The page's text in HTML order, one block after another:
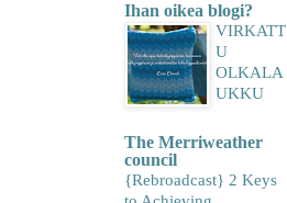
Ihan oikea blogi?
VIRKATT
U
OLKALA
UKKU
The Merriweather
council
{Rebroadcast} 2 Keys